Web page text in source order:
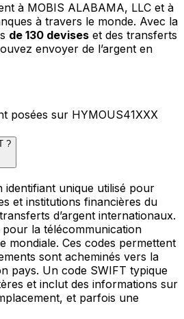
à MOBIS ALABAMA, LLC et à
à travers le monde. Avec la
de 130 devises et des transferts
envoyer de l’argent en
posées sur HYMOUS41XXX
?
identifiant unique utilisé pour
et institutions financières du
d’argent internationaux.
pour la télécommunication
mondiale. Ces codes permettent
sont acheminés vers la
pays. Un code SWIFT typique
et inclut des informations sur
et parfois une